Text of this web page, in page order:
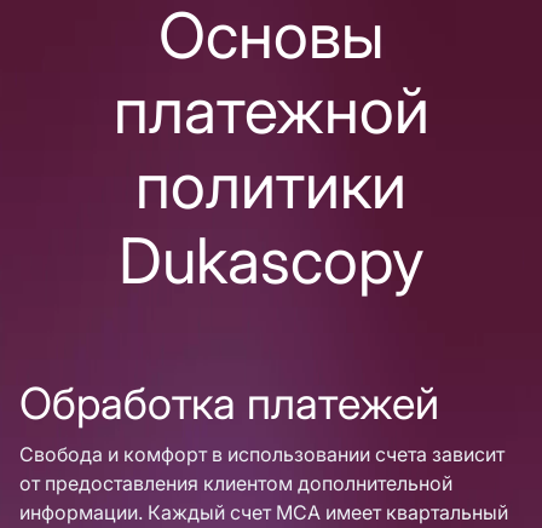
Основы
платежной
политики
Dukascopy
Обработка платежей
Свобода и комфорт в использовании счета зависит
от предоставления клиентом дополнительной
информации. Каждый счет MCA имеет квартальный